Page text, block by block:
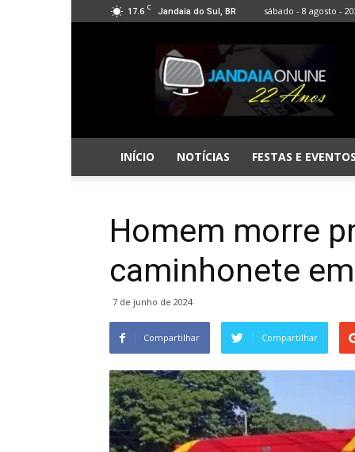
17.6 C Jandaia do Sul, BR sábado - 8 agosto -
Jandaia
Online
INÍCIO NOTÍCIAS FESTAS E EVENTOS
Homem morre
caminhonete
7 de junho de 2024
Compartilhar Compartilhar